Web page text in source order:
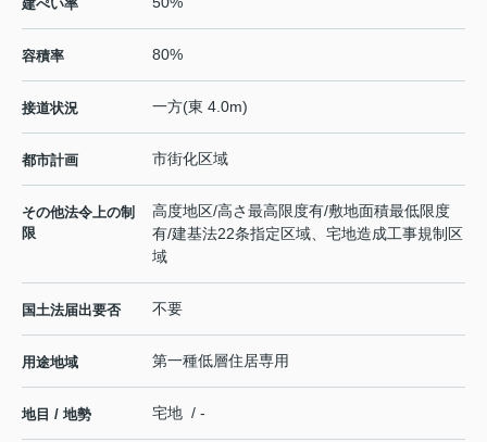
建ぺい率
容積率 80%
接道状況 一方(東 4.0m)
都市計画 市街化区域
その他法令上の制
限
高度地区/高さ最高限度有/敷地面積最低限度
有/建基法22条指定区域、宅地造成工事規制区
域
国土法届出要否 不要
用途地域 第一種低層住居専用
地目 / 地勢 宅地 / -